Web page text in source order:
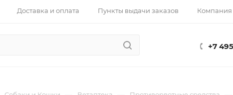
Доставка и оплата Пункты выдачи заказов Компания
+7